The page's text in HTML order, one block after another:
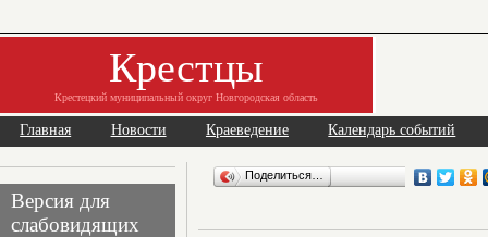
Крестцы
Крестецкий муниципальный округ Новгородская область
Главная Новости Краеведение Календарь событий
Версия для
слабовидящих
Поделиться…